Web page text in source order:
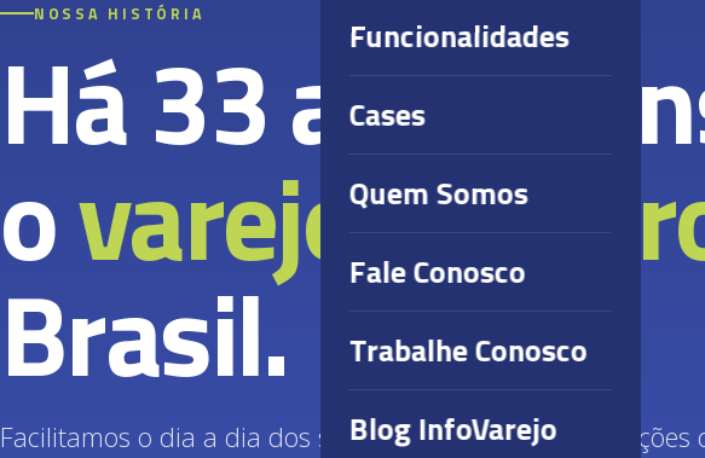
Funcionalidades
Cases
Quem Somos
Fale Conosco
Trabalhe Conosco
Blog InfoVarejo
NOSSA HISTÓRIA
Há 33 anos
ovarejo
Brasil.
Facilitamos o dia a dia dos supermercadistas com soluções